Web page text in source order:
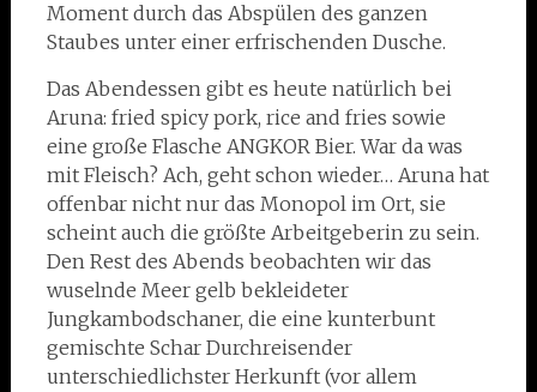
Moment durch das Abspülen des ganzen
Staubes unter einer erfrischenden Dusche.
Das Abendessen gibt es heute natürlich bei
Aruna: fried spicy pork, rice and fries sowie
eine große Flasche ANGKOR Bier. War da was
mit Fleisch? Ach, geht schon wieder… Aruna hat
offenbar nicht nur das Monopol im Ort, sie
scheint auch die größte Arbeitgeberin zu sein.
Den Rest des Abends beobachten wir das
wuselnde Meer gelb bekleideter
Jungkambodschaner, die eine kunterbunt
gemischte Schar Durchreisender
unterschiedlichster Herkunft (vor allem